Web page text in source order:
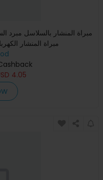
مبراة المنشار بالسلاسل مبرد
مبراة المنشار
4.05